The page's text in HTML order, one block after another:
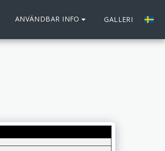
ANVÄNDBAR INFO GALLERI